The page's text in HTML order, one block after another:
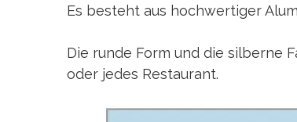
Es besteht aus hochwertiger
Die runde Form und die silberne
oder jedes Restaurant.